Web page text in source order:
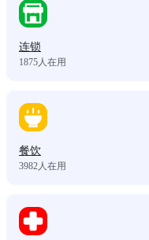
连锁
1875人在用
餐饮
3982人在用